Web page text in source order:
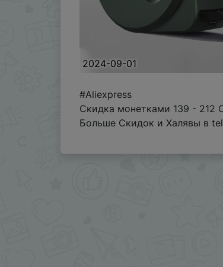
2024-09-01
#Aliexpress
Скидка монетками 139 - 212
Больше Скидок и Халявы в